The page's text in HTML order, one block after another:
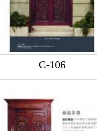
C-106